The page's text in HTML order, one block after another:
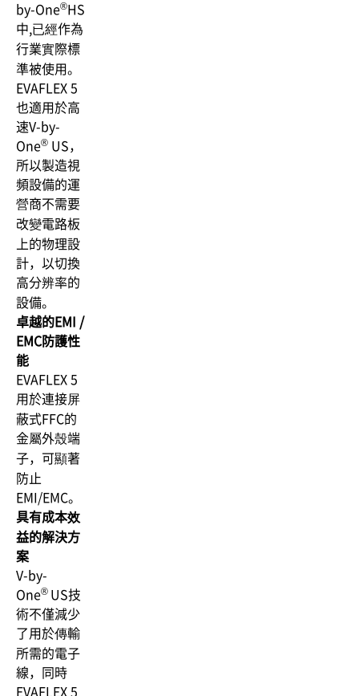
by-One®HS
中,已經作為
行業實際標
準被使用。
EVAFLEX 5
也適用於高
速V-by-
One® US，
所以製造視
頻設備的運
營商不需要
改變電路板
上的物理設
計，以切換
高分辨率的
設備。
卓越的EMI /
EMC防護性
能
EVAFLEX 5
用於連接屏
蔽式FFC的
金屬外殼端
子，可顯著
防止
EMI/EMC。
具有成本效
益的解決方
案
V-by-
One® US技
術不僅減少
了用於傳輸
所需的電子
線，同時
EVAFLEX 5